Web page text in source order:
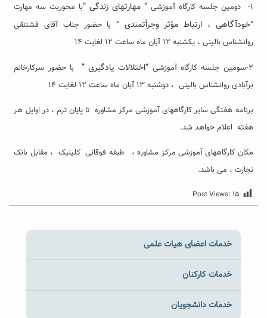
۱- دومین جلسه کارگاه آموزشی ” مهارتهای زندگی “با محوریت سه مهارت
“خودآگاهی ، ارتباط مؤثر وجرأتمندی ” با حضور جناب آقای فشتنقی
روانشناس بالینی ، یکشنبه ۱۲ آبان ماه ساعت ۱۲ لغایت ۱۴
۲-سومین جلسه کارگاه آموزشی “اختلالات یادگیری ”
با حضور سرکارخانم
برآبادی روانشناس بالینی ، دوشنبه ۱۳ آبان ماه ساعت ۱۲ لغایت ۱۴
برنامه هفتگی سایر کارگاههای آموزشی مرکز مشاوره تا پایان ترم ، در اوایل هر
هفته اعلام خواهد شد.
مکان کارگاههای آموزشی مرکز مشاوره ، طبقه فوقانی کلینیک ، مقابل بانک
تجارت ، می باشد.
Post Views: ۱۵
خدمات اعضای هیات علمی
خدمات کارکنان
خدمات دانشجویان